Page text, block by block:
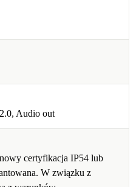
Audio out
certyfikacja IP54 lub
W związku z